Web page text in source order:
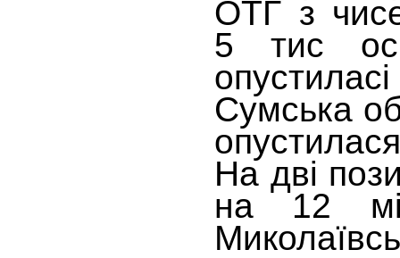
ОТГ з
5 тис
Сумська
На дві
на 12